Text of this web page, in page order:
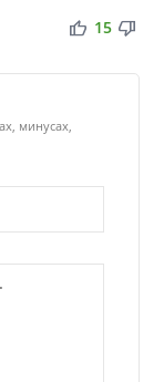
thumb_up thumb_down
15
минусах,